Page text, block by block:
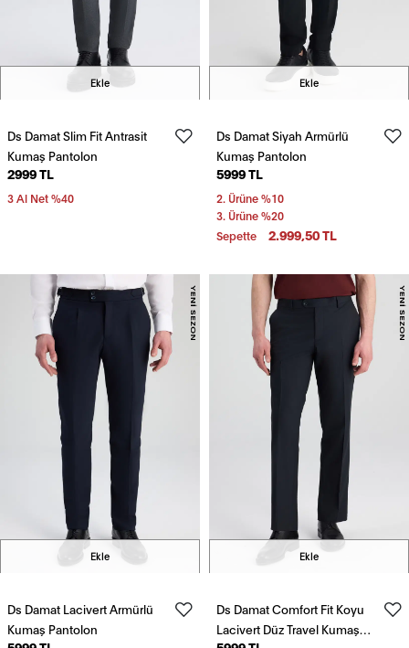
Ekle
Ds Damat Slim Fit Antrasit
Kumaş Pantolon
2999 TL
3 Al Net %40
Ekle
Ds Damat Siyah Armürlü
Kumaş Pantolon
5999 TL
2. Ürüne %10
3. Ürüne %20
Sepette
2.999,50 TL
Ekle
Ds Damat Lacivert Armürlü
Kumaş Pantolon
Ekle
Ds Damat Comfort Fit Koyu
Lacivert Düz Travel Kumaş